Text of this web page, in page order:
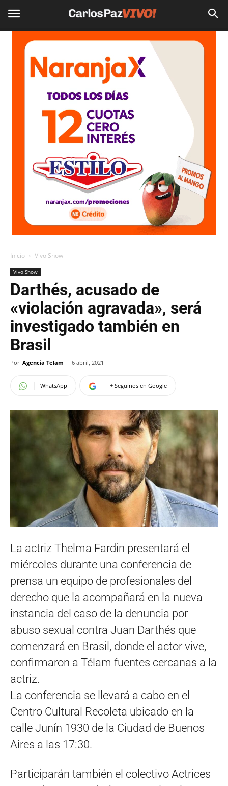
Inicio Vivo Show
Vivo Show
Darthés, acusado de
«violación agravada», será
investigado también en
Brasil
Por Agencia Telam - 6 abril, 2021
WhatsApp + Seguinos en Google
La actriz Thelma Fardin presentará el
miércoles durante una conferencia de
prensa un equipo de profesionales del
derecho que la acompañará en la nueva
instancia del caso de la denuncia por
abuso sexual contra Juan Darthés que
comenzará en Brasil, donde el actor vive,
confirmaron a Télam fuentes cercanas a la
actriz.
La conferencia se llevará a cabo en el
Centro Cultural Recoleta ubicado en la
calle Junín 1930 de la Ciudad de Buenos
Aires a las 17:30.
Participarán también el colectivo Actrices